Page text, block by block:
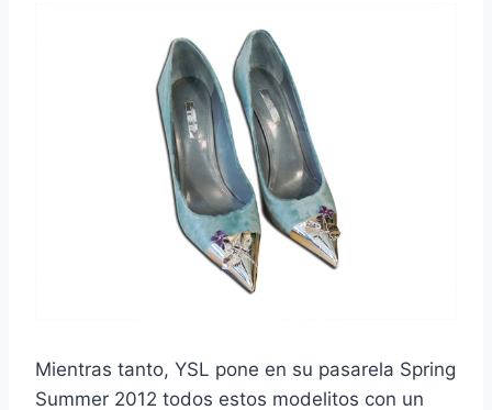
Mientras tanto, YSL pone en su pasarela Spring
Summer 2012 todos estos modelitos con un